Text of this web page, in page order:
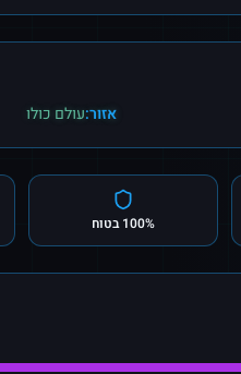
אזור:עולם כולו
100% בטוח